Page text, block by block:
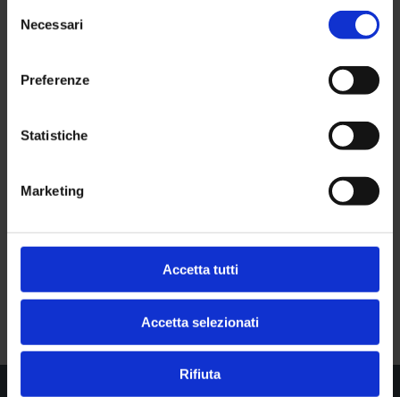
delNecessari
Preferenze
Statistiche
Marketing
Accetta tutti
Accetta selezionati
Rifiuta